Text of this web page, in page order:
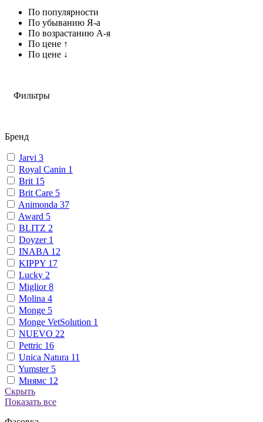
По популярности
По убыванию Я-а
По возрастанию А-я
По цене ↑
По цене ↓
Фильтры
Бренд
Jarvi 3
Royal Canin 1
Brit 15
Brit Care 5
Animonda 37
Award 5
BLITZ 2
Doyzer 1
INABA 12
KIPPY 17
Lucky 2
Miglior8
Molina 4
Monge 5
Monge VetSolution 1
NUEVO 22
Pettric 16
Unica Natura 11
Yumster 5
Мнямс 12
Скрыть
Показать все